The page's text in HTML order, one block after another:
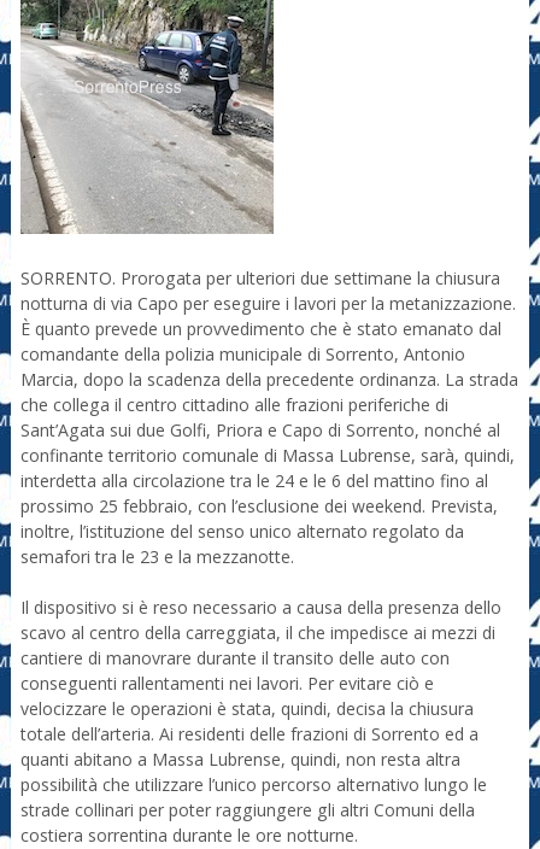
SORRENTO. Prorogata per ulteriori due settimane la chiusura
notturna di via Capo per eseguire i lavori per la metanizzazione.
È quanto prevede un provvedimento che è stato emanato dal
comandante della polizia municipale di Sorrento, Antonio
Marcia, dopo la scadenza della precedente ordinanza. La strada
che collega il centro cittadino alle frazioni periferiche di
Sant’Agata sui due Golfi, Priora e Capo di Sorrento, nonché al
confinante territorio comunale di Massa Lubrense, sarà, quindi,
interdetta alla circolazione tra le 24 e le 6 del mattino fino al
prossimo 25 febbraio, con l’esclusione dei weekend. Prevista,
inoltre, l’istituzione del senso unico alternato regolato da
semafori tra le 23 e la mezzanotte.
Il dispositivo si è reso necessario a causa della presenza dello
scavo al centro della carreggiata, il che impedisce ai mezzi di
cantiere di manovrare durante il transito delle auto con
conseguenti rallentamenti nei lavori. Per evitare ciò e
velocizzare le operazioni è stata, quindi, decisa la chiusura
totale dell’arteria. Ai residenti delle frazioni di Sorrento ed a
quanti abitano a Massa Lubrense, quindi, non resta altra
possibilità che utilizzare l’unico percorso alternativo lungo le
strade collinari per poter raggiungere gli altri Comuni della
costiera sorrentina durante le ore notturne.